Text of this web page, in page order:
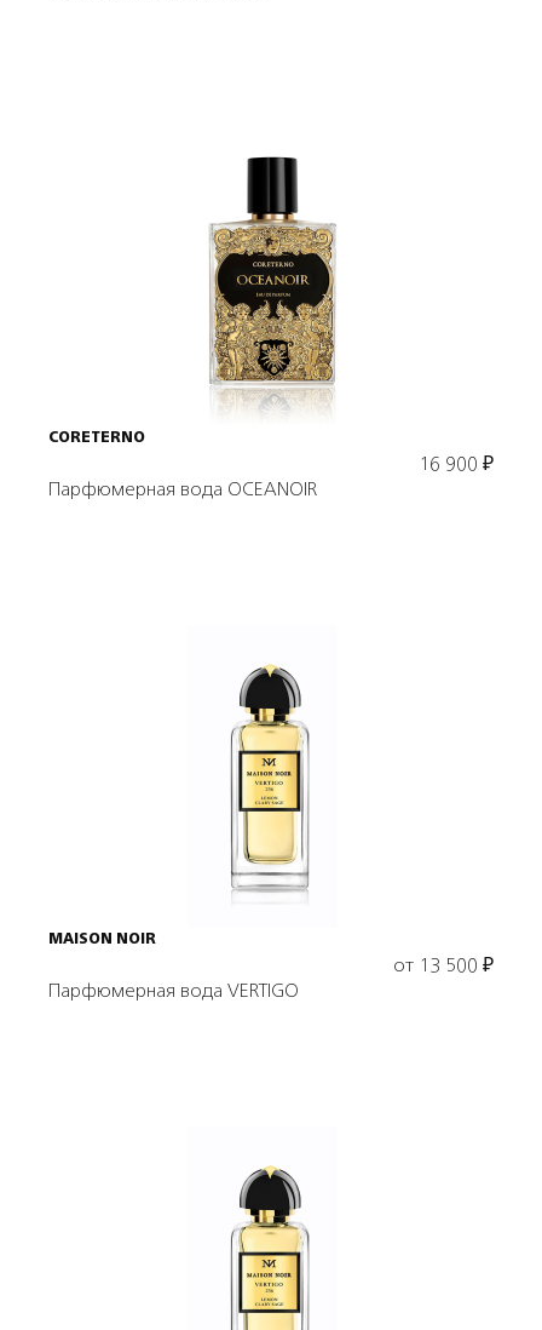
Подробнее
В корзину
CORETERNO
16 900 ₽
Парфюмерная вода OCEANOIR
Выбрать объем
MAISON NOIR
от 13 500 ₽
Парфюмерная вода VERTIGO
Выбрать объем